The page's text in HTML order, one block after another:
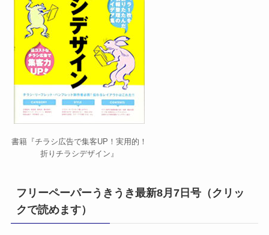
書籍『チラシ広告で集客UP！実用的！
折りチラシデザイン』
フリーペーパーうきうき最新8月7日号（クリッ
クで読めます）